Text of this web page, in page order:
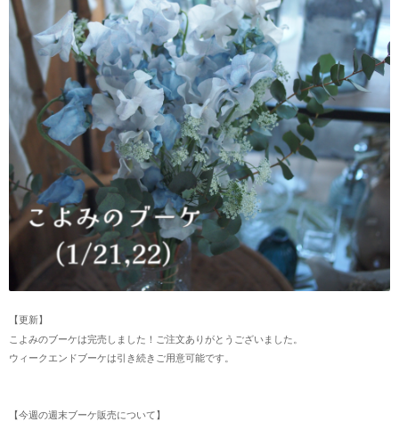
【更新】
こよみのブーケは完売しました！ご注文ありがとうございました。
ウィークエンドブーケは引き続きご用意可能です。
【今週の週末ブーケ販売について】